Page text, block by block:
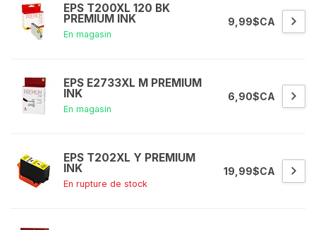
EPS T200XL 120 BK
PREMIUM INK
En magasin
9,99$CA
EPS E2733XL M PREMIUM
INK
En magasin
6,90$CA
EPS T202XL Y PREMIUM
INK
En rupture de stock
19,99$CA